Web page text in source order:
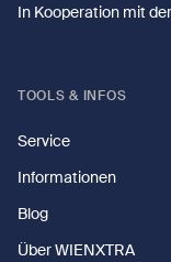
In Kooperation mit
TOOLS & INFOS
Service
Informationen
Blog
Über WIENXTRA